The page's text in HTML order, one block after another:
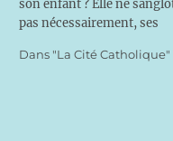
son enfant ? Elle ne
pas nécessairement, ses
rougis ni sa voix
Dans "La Cité Catholique"